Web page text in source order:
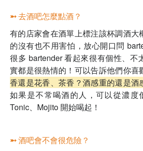
➵ 去酒吧怎麼點酒？
有的店家會在酒單上標注該杯調酒大
的沒有也不用害怕，放心開口問
很多 bartender 看起來很有個性、不
實都是很熱情的！可以告訴他們你喜
香還是花香、茶香？酒感重的還是酒
如果是不常喝酒的人，可以從濃度
Tonic、Mojito 開始喝起！
➵ 酒吧會不會很危險？